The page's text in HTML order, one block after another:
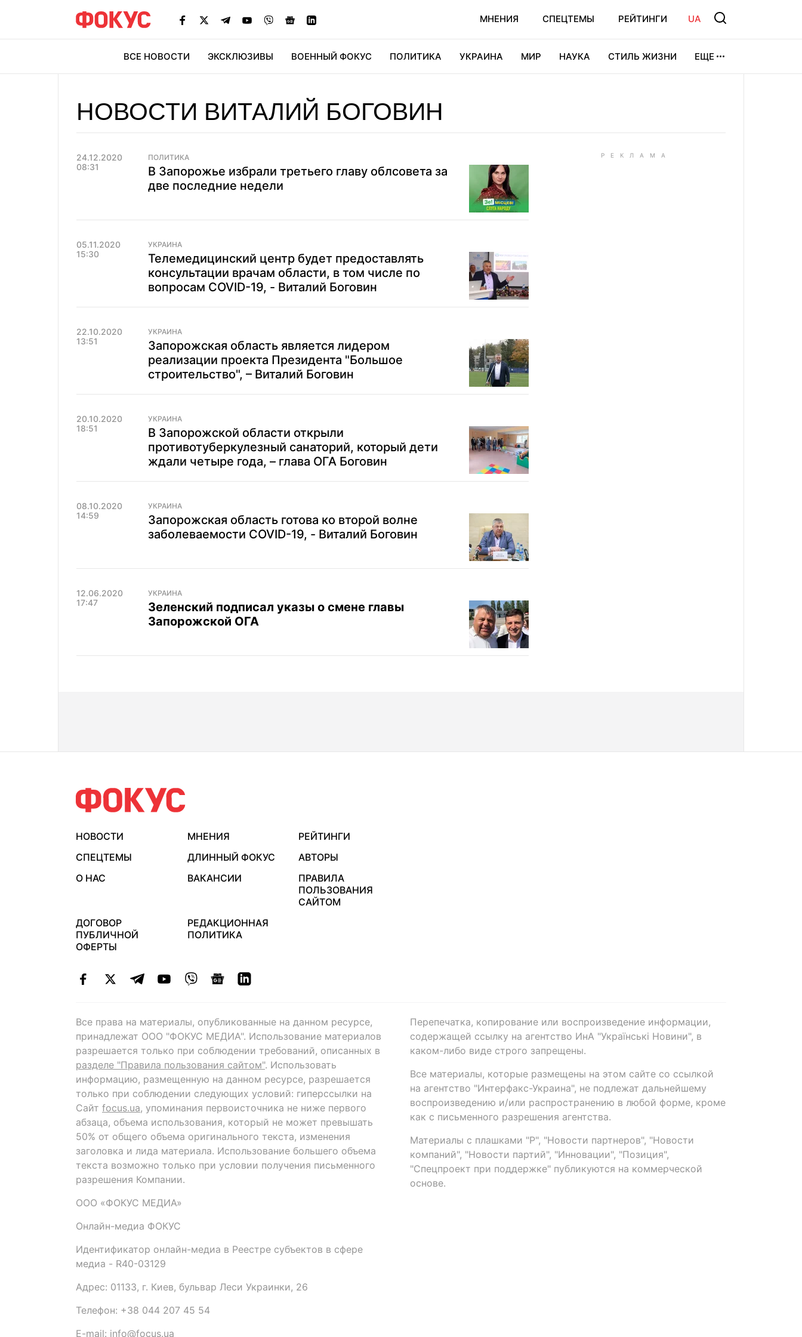
МНЕНИЯ СПЕЦТЕМЫ РЕЙТИНГИ UA
ВСЕ НОВОСТИ ЭКСКЛЮЗИВЫ ВОЕННЫЙ ФОКУС ПОЛИТИКА УКРАИНА МИР НАУКА СТИЛЬ ЖИЗНИ ЕЩЕ
НОВОСТИ ВИТАЛИЙ БОГОВИН
24.12.2020
08:31
ПОЛИТИКА
В Запорожье избрали третьего главу облсовета за
две последние недели
05.11.2020
15:30
УКРАИНА
Телемедицинский центр будет предоставлять
консультации врачам области, в том числе по
вопросам COVID-19, - Виталий Боговин
22.10.2020
13:51
УКРАИНА
Запорожская область является лидером
реализации проекта Президента "Большое
строительство", – Виталий Боговин
20.10.2020
18:51
УКРАИНА
В Запорожской области открыли
противотуберкулезный санаторий, который дети
ждали четыре года, – глава ОГА Боговин
08.10.2020
14:59
УКРАИНА
Запорожская область готова ко второй волне
заболеваемости COVID-19, - Виталий Боговин
12.06.2020
17:47
УКРАИНА
Зеленский подписал указы о смене главы
Запорожской ОГА
НОВОСТИ МНЕНИЯ
РЕЙТИНГИ
СПЕЦТЕМЫ
ДЛИННЫЙ ФОКУС
АВТОРЫ
О НАС
ВАКАНСИИ
ПРАВИЛА
ПОЛЬЗОВАНИЯ
САЙТОМ
ДОГОВОР
ПУБЛИЧНОЙ
ОФЕРТЫ
РЕДАКЦИОННАЯ
ПОЛИТИКА
Все права на материалы, опубликованные на данном ресурсе,
принадлежат ООО "ФОКУС МЕДИА". Использование материалов
разрешается только при соблюдении требований, описанных в
разделе "Правила пользования сайтом". Использовать
информацию, размещенную на данном ресурсе, разрешается
только при соблюдении следующих условий: гиперссылки на
Сайт focus.ua, упоминания первоисточника не ниже первого
абзаца, объема использования, который не может превышать
50% от общего объема оригинального текста, изменения
заголовка и лида материала. Использование большего объема
текста возможно только при условии получения письменного
разрешения Компании.
ООО «ФОКУС МЕДИА»
Онлайн-медиа ФОКУС
Идентификатор онлайн-медиа в Реестре субъектов в сфере
медиа - R40-03129
Адрес: 01133, г. Киев, бульвар Леси Украинки, 26
Телефон: +38 044 207 45 54
E-mail: info@focus.ua
Перепечатка, копирование или воспроизведение информации,
содержащей ссылку на агентство ИнА "Українські Новини", в
каком-либо виде строго запрещены.
Все материалы, которые размещены на этом сайте со ссылкой
на агентство "Интерфакс-Украина", не подлежат дальнейшему
воспроизведению и/или распространению в любой форме, кроме
как с письменного разрешения агентства.
Материалы с плашками "Р", "Новости партнеров", "Новости
компаний", "Новости партий", "Инновации", "Позиция",
"Спецпроект при поддержке" публикуются на коммерческой
основе.